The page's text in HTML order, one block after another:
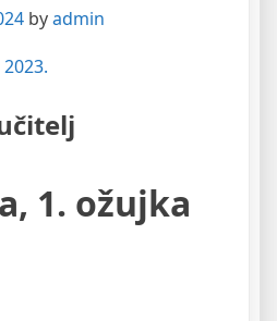
byadmin
1. ožujka